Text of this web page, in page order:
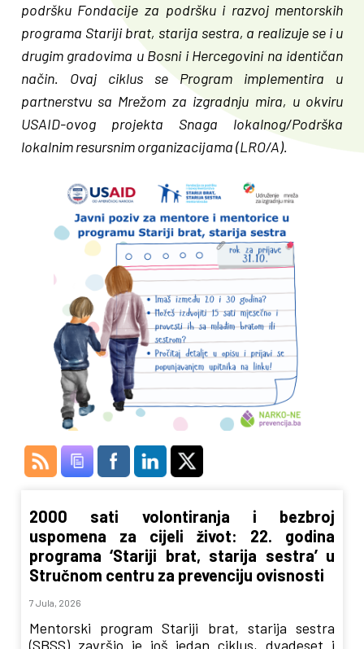
podršku Fondacije za podršku i razvoj mentorskih
programa Stariji brat, starija sestra, a realizuje se i u
drugim gradovima u Bosni i Hercegovini na identičan
način. Ovaj ciklus se Program implementira u
partnerstvu sa Mrežom za izgradnju mira, u okviru
USAID-ovog projekta Snaga lokalnog/Podrška
lokalnim resursnim organizacijama (LRO/A).
2000 sati volontiranja i bezbroj
uspomena za cijeli život: 22. godina
programa ‘Stariji brat, starija sestra’ u
Stručnom centru za prevenciju ovisnosti
7 Jula, 2026
Mentorski program Stariji brat, starija sestra
(SBSS) završio je još jedan ciklus, dvadeset i